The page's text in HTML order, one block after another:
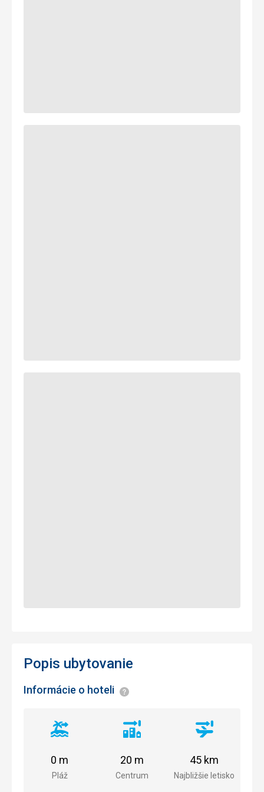
Popis ubytovanie
Informácie o hoteli Informácie
Vzdialenosť
pláže
Pláž
0 m
Vzdialenosť
centra
Centrum
20 m
Vzdialenosť
letiska
Najbližšie letisko
45 km